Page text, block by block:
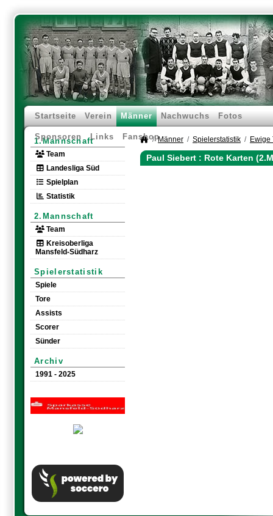
Startseite Verein Männer Nachwuchs Fotos
Sponsoren Links Fanshop
1.Mannschaft
Team
Landesliga Süd
Spielplan
Statistik
2.Mannschaft
Team
Kreisoberliga
Mansfeld-Südharz
Spielerstatistik
Spiele
Tore
Assists
Scorer
Sünder
Archiv
1991 - 2025
Männer Spielerstatistik Ewige
Paul Siebert : Rote Karten